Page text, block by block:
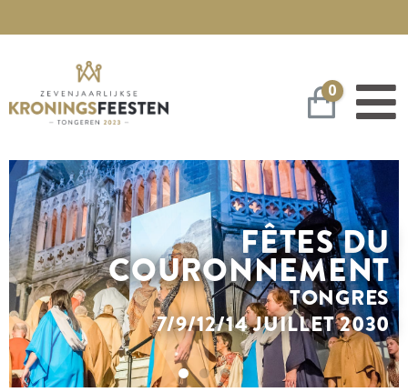
Panier
0
FÊTES DU
COURONNEMENT
TONGRES
7/9/12/14 JUILLET 2030